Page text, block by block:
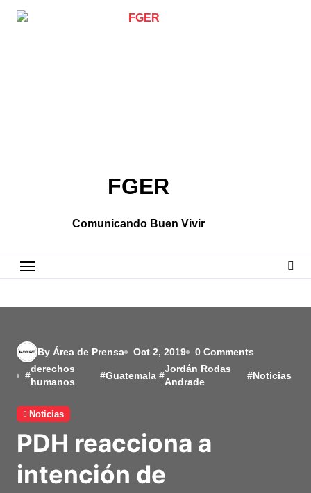
FGER
Comunicando Buen Vivir
By Área de Prensa Oct 2, 2019 0 Comments
#
derechos
humanos
#Guatemala #
Jordán Rodas
Andrade
#Noticias
Noticias
PDH reacciona a
intención de